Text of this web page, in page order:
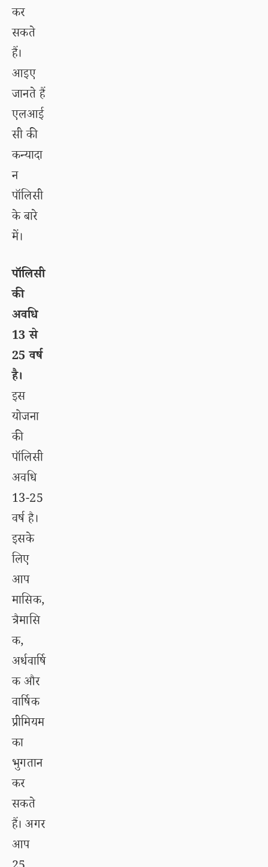
कर
सकते
हैं।
आइए
जानते हैं
एलआई
सी की
कन्यादा
न
पॉलिसी
के बारे
में।
पॉलिसी
की
अवधि
13 से
25 वर्ष
है।
इस
योजना
की
पॉलिसी
अवधि
13-25
वर्ष है।
इसके
लिए
आप
मासिक,
त्रैमासि
क,
अर्धवार्षि
क और
वार्षिक
प्रीमियम
का
भुगतान
कर
सकते
हैं। अगर
आप